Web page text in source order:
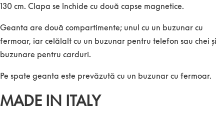
130 cm. Clapa se închide cu două capse magnetice.
Geanta are două compartimente; unul cu un buzunar cu
fermoar, iar celălalt cu un buzunar pentru telefon sau chei și
buzunare pentru carduri.
Pe spate geanta este prevăzută cu un buzunar cu fermoar.
MADE IN ITALY